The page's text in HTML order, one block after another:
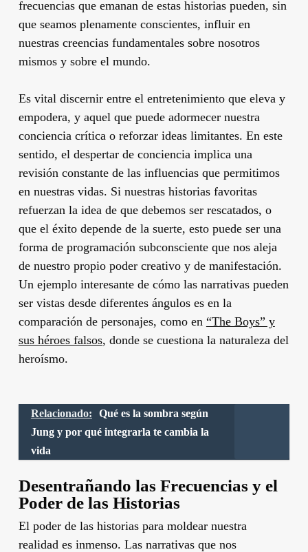
frecuencias que emanan de estas historias pueden, sin
que seamos plenamente conscientes, influir en
nuestras creencias fundamentales sobre nosotros
mismos y sobre el mundo.
Es vital discernir entre el entretenimiento que eleva y
empodera, y aquel que puede adormecer nuestra
conciencia crítica o reforzar ideas limitantes. En este
sentido, el despertar de conciencia implica una
revisión constante de las influencias que permitimos
en nuestras vidas. Si nuestras historias favoritas
refuerzan la idea de que debemos ser rescatados, o
que el éxito depende de la suerte, esto puede ser una
forma de programación subconsciente que nos aleja
de nuestro propio poder creativo y de manifestación.
Un ejemplo interesante de cómo las narrativas pueden
ser vistas desde diferentes ángulos es en la
comparación de personajes, como en “The Boys” y
sus héroes falsos, donde se cuestiona la naturaleza del
heroísmo.
Relacionado:
Qué es la sombra según
Jung y por qué integrarla te cambia la
vida
Desentrañando las Frecuencias y el
Poder de las Historias
El poder de las historias para moldear nuestra
realidad es inmenso. Las narrativas que nos